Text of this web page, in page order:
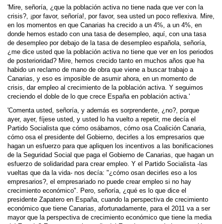
'Mire, señoría, ¿que la población activa no tiene nada que ver con la
crisis?, ¡por favor, señoría!, por favor, sea usted un poco reflexiva. Mire,
en los momentos en que Canarias ha crecido a un 4%, a un 4%, en
donde hemos estado con una tasa de desempleo, aquí, con una tasa
de desempleo por debajo de la tasa de desempleo española, señoría,
¿me dice usted que la población activa no tiene que ver en los periodos
de posterioridad? Mire, hemos crecido tanto en muchos años que ha
habido un reclamo de mano de obra que viene a buscar trabajo a
Canarias, y eso es imposible de asumir ahora, en un momento de
crisis, dar empleo al crecimiento de la población activa. Y seguimos
creciendo el doble de lo que crece España en población activa.'
'Comenta usted, señoría, y además es sorprendente, ¿no?, porque
ayer, ayer, fíjese usted, y usted lo ha vuelto a repetir, me decía el
Partido Socialista que cómo osábamos, cómo osa Coalición Canaria,
cómo osa el presidente del Gobierno, decirles a los empresarios que
hagan un esfuerzo para que apliquen los incentivos a las bonificaciones
de la Seguridad Social que paga el Gobierno de Canarias, que hagan un
esfuerzo de solidaridad para crear empleo. Y el Partido Socialista -las
vueltas que da la vida- nos decía: "¿cómo osan decirles eso a los
empresarios?, el empresariado no puede crear empleo si no hay
crecimiento económico". Pero, señoría, ¿qué es lo que dice el
presidente Zapatero en España, cuando la perspectiva de crecimiento
económico que tiene Canarias, afortunadamente, para el 2011 va a ser
mayor que la perspectiva de crecimiento económico que tiene la media